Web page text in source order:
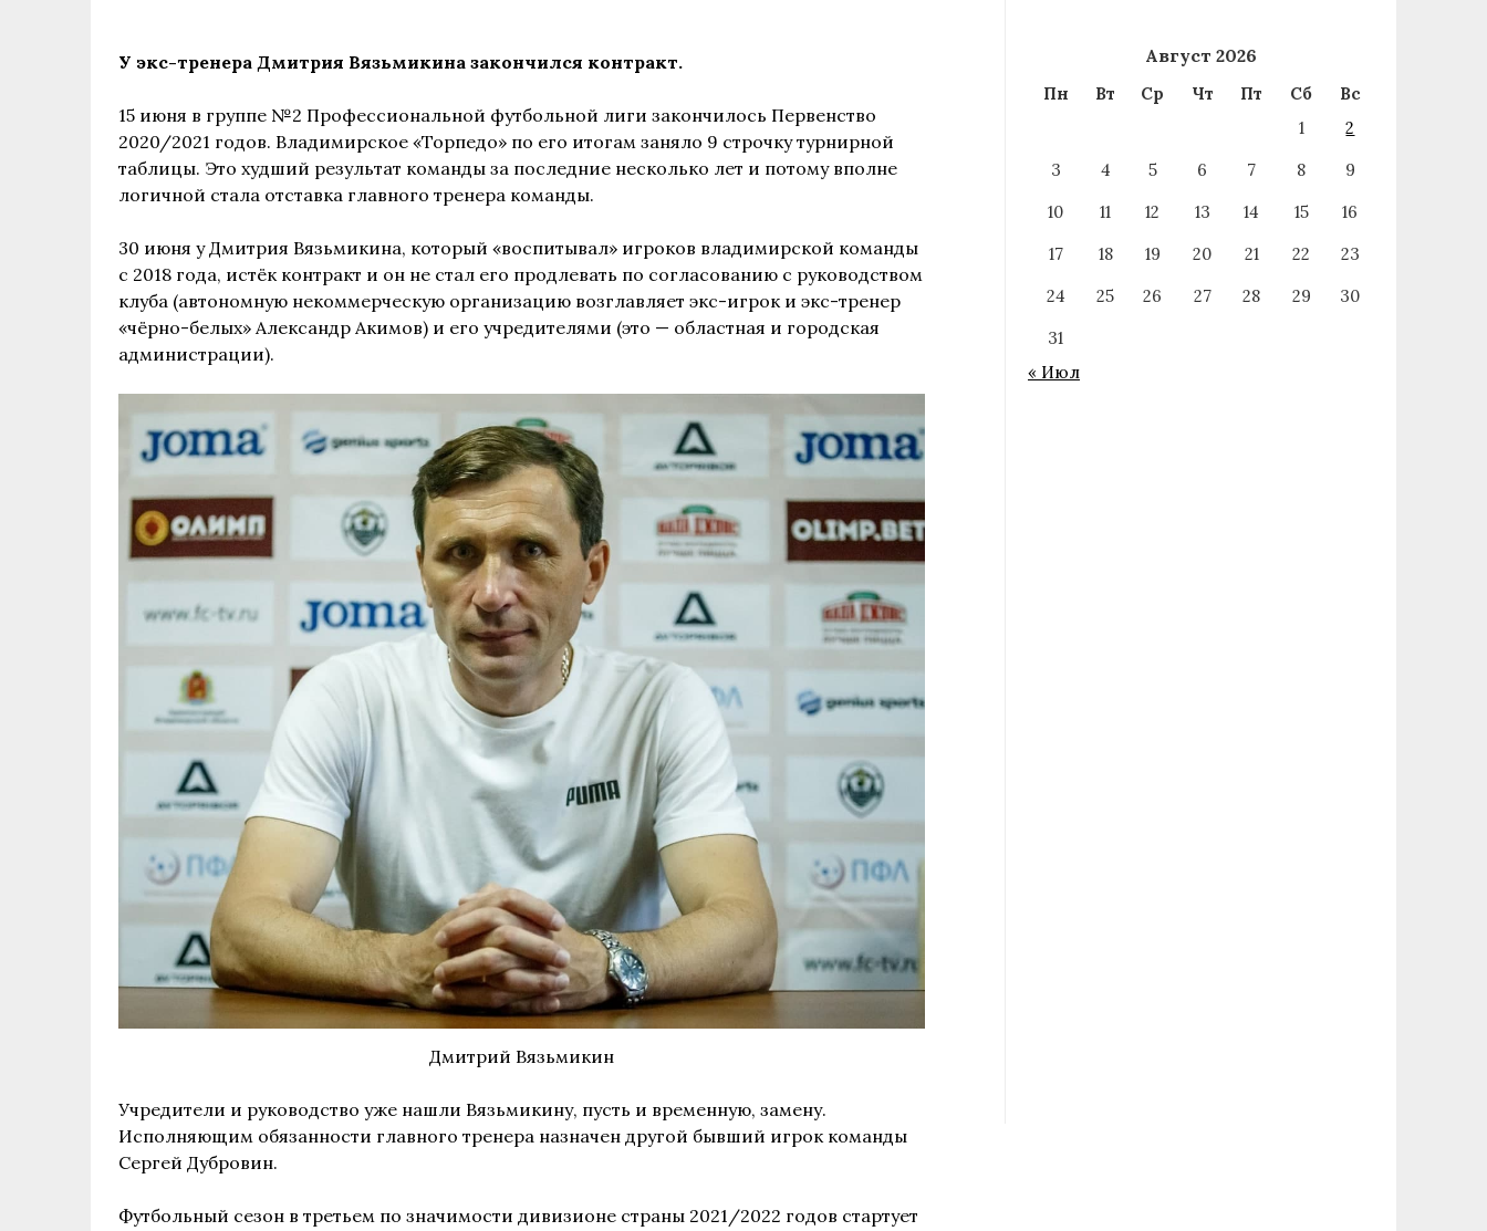
У экс-тренера Дмитрия Вязьмикина закончился контракт.
15 июня в группе №2 Профессиональной футбольной лиги закончилось Первенство
2020/2021 годов. Владимирское «Торпедо» по его итогам заняло 9 строчку турнирной
таблицы. Это худший результат команды за последние несколько лет и потому вполне
логичной стала отставка главного тренера команды.
30 июня у Дмитрия Вязьмикина, который «воспитывал» игроков владимирской команды
с 2018 года, истёк контракт и он не стал его продлевать по согласованию с руководством
клуба (автономную некоммерческую организацию возглавляет экс-игрок и экс-тренер
«чёрно-белых» Александр Акимов) и его учредителями (это — областная и городская
администрации).
Дмитрий Вязьмикин
Учредители и руководство уже нашли Вязьмикину, пусть и временную, замену.
Исполняющим обязанности главного тренера назначен другой бывший игрок команды
Сергей Дубровин.
Футбольный сезон в третьем по значимости дивизионе страны 2021/2022 годов стартует
Август 2026
Пн Вт Ср Чт Пт Сб
Вс
1
2
3
4 5 6 7 8
9
10
11 12 13 14 15
16
17
18 19 20 21 22
23
24
25 26 27 28 29
30
31
« Июл